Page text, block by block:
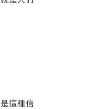
這種信